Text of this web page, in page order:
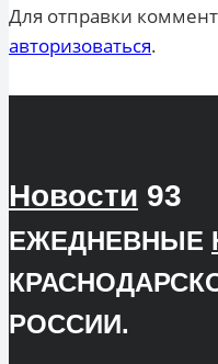
Для отправки
авторизоваться.
Новости 93
ЕЖЕДНЕВНЫЕ
РОССИИ.